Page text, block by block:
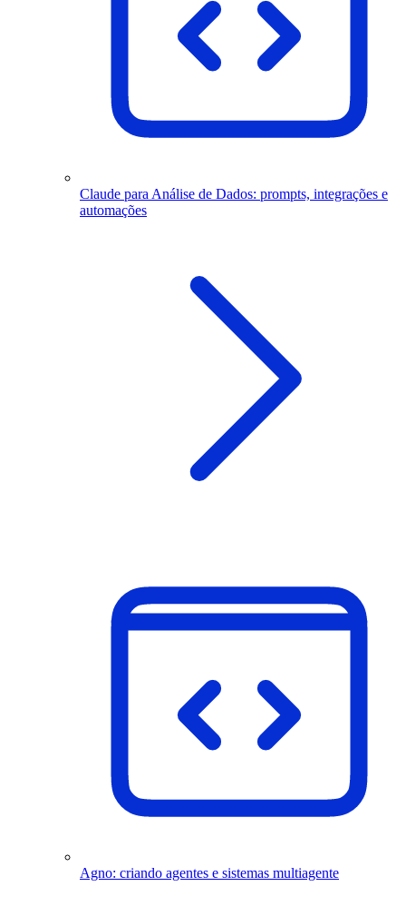
Claude para Análise de Dados: prompts, integrações e
automações
Agno: criando agentes e sistemas multiagente